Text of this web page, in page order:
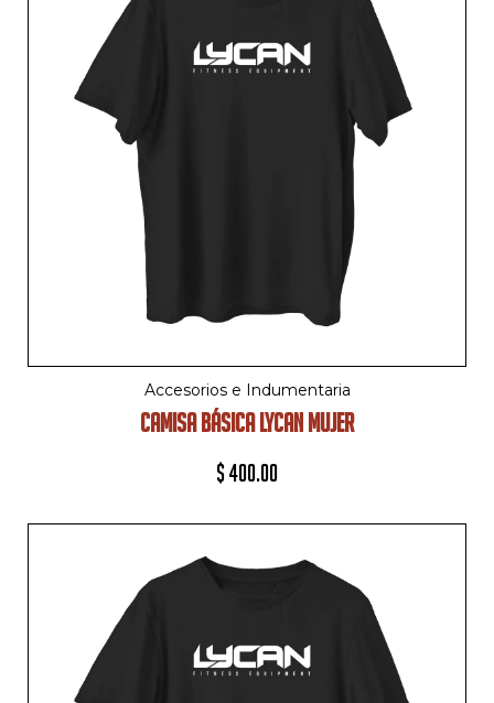
Accesorios e Indumentaria
CAMISA BÁSICA LYCAN MUJER
$400.00